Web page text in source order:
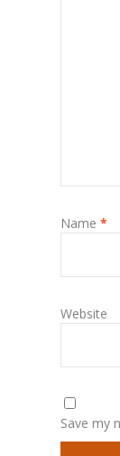
Name *
Website
Save my